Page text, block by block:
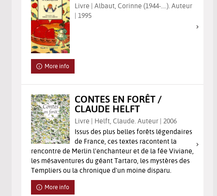
Livre | Albaut, Corinne (1944-....). Auteur
| 1995
More info
CONTES EN FORÊT /
CLAUDE HELFT
Livre | Helft, Claude. Auteur | 2006
Issus des plus belles forêts légendaires
de France, ces textes racontent la
rencontre de Merlin l'enchanteur et de la fée Viviane,
les mésaventures du géant Tartaro, les mystères des
Templiers ou la chronique d'un moine disparu.
More info